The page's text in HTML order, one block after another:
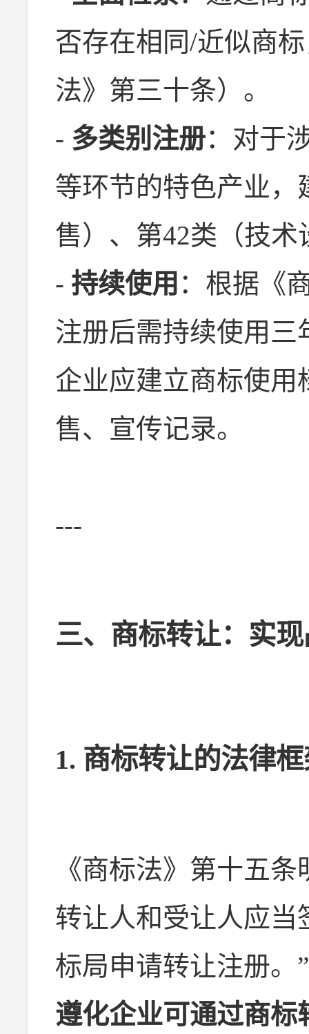
否存在相同/近似商
法》第三十条）。
- 多类别注册：对于
等环节的特色产业，
售）、第42类（技
- 持续使用 ：根据《
注册后需持续使用
企业应建立商标使用
售、宣传记录。
---
三、商标转让：实
1. 商标转让的法律
《商标法》第十五
转让人和受让人应当
标局申请转让注册。”
遵化企业可通过商标